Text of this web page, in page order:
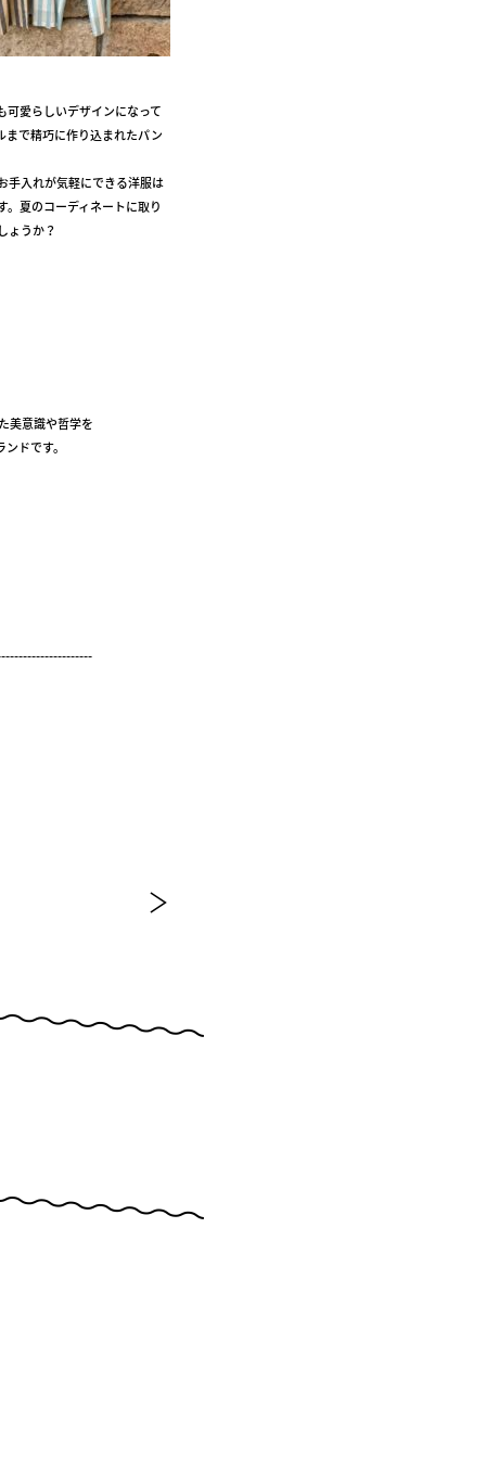
可愛らしいデザインになって
まで精巧に作り込まれたパン
手入れが気軽にできる洋服は
。夏のコーディネートに取り
ょうか？
美意識や哲学を
ドです。